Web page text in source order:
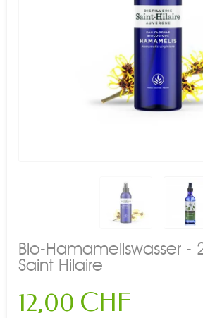
Bio-Hamameliswasser -
Saint Hilaire
12,00 CHF